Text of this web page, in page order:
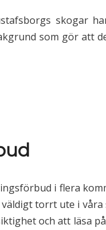
skogar
som gör att
i flera
torrt ute i våra
och att läsa